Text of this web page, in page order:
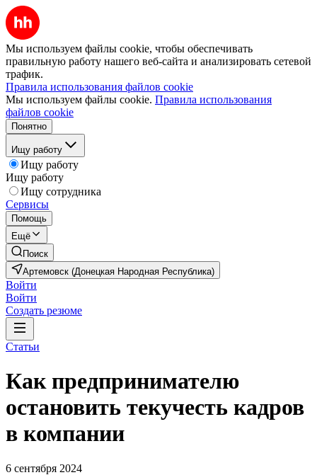
Мы используем файлы cookie, чтобы обеспечивать
правильную работу нашего веб-сайта и анализировать сетевой
трафик.
Правила использования файлов cookie
Мы используем файлы cookie. Правила использования
файлов cookie
Понятно
Ищу работу
Ищу работу
Ищу работу
Ищу сотрудника
Сервисы
Помощь
Ещё
Поиск
Артемовск (Донецкая Народная Республика)
Войти
Войти
Создать резюме
Статьи
Как предпринимателю
остановить текучесть кадров
в компании
6 сентября 2024